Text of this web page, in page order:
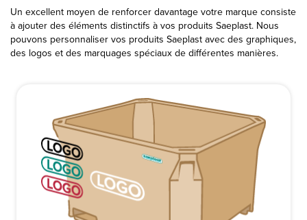
Un excellent moyen de renforcer davantage votre marque consiste
à ajouter des éléments distinctifs à vos produits Saeplast. Nous
pouvons personnaliser vos produits Saeplast avec des graphiques,
des logos et des marquages spéciaux de différentes manières.